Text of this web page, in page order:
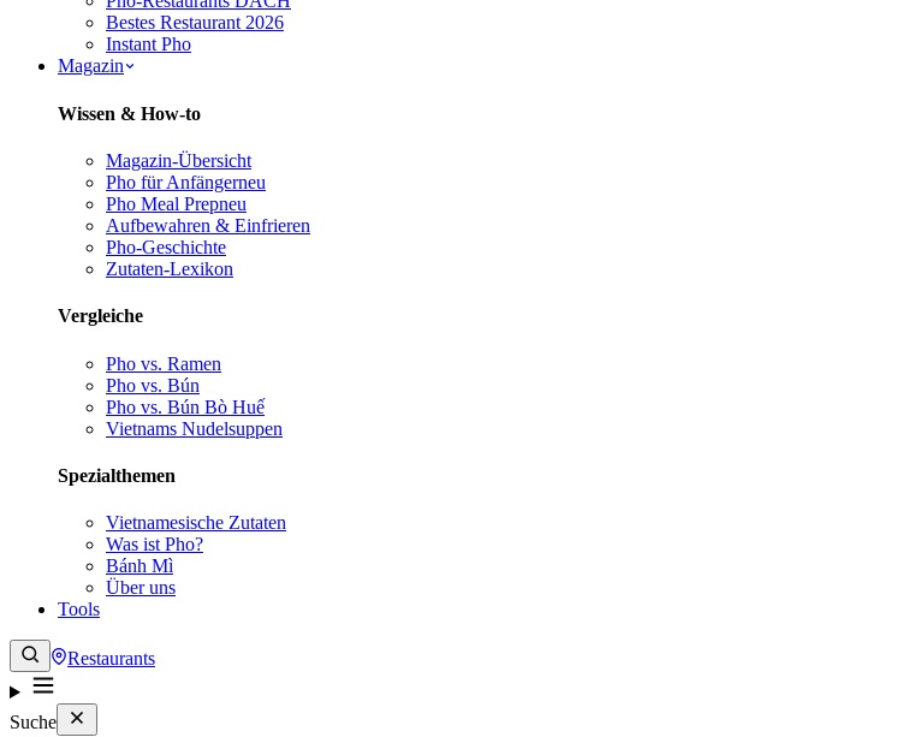
Bestes Restaurant 2026
Instant Pho
Magazin
Wissen & How-to
Magazin-Übersicht
Pho für Anfängerneu
Pho Meal Prepneu
Aufbewahren & Einfrieren
Pho-Geschichte
Zutaten-Lexikon
Vergleiche
Pho vs. Ramen
Pho vs. Bún
Pho vs. Bún Bò Huế
Vietnams Nudelsuppen
Spezialthemen
Vietnamesische Zutaten
Was ist Pho?
Bánh Mì
Über uns
Tools
Restaurants
Suche